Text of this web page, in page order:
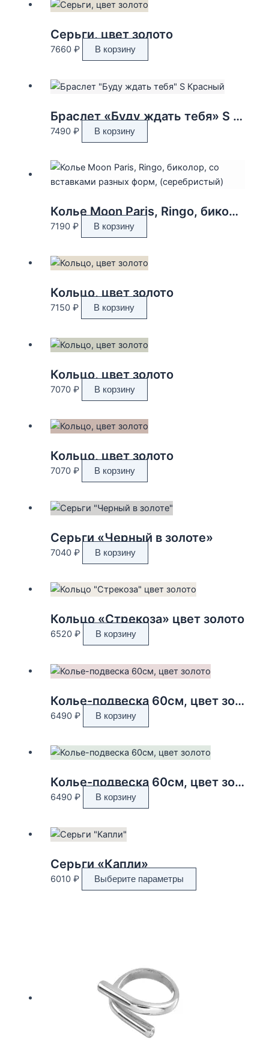
Серьги, цвет золото
7660 ₽ В корзину
Браслет «Буду ждать тебя» S Красный
7490 ₽ В корзину
Колье Moon Paris, Ringo, биколор, со вставками разных форм, (серебристый)
7190 ₽ В корзину
Кольцо, цвет золото
7150 ₽ В корзину
Кольцо, цвет золото
7070 ₽ В корзину
Кольцо, цвет золото
7070 ₽ В корзину
Серьги «Черный в золоте»
7040 ₽ В корзину
Кольцо «Стрекоза» цвет золото
6520 ₽ В корзину
Колье-подвеска 60см, цвет золото
6490 ₽ В корзину
Колье-подвеска 60см, цвет золото
6490 ₽ В корзину
Серьги «Капли»
6010 ₽ Выберите параметры
товар